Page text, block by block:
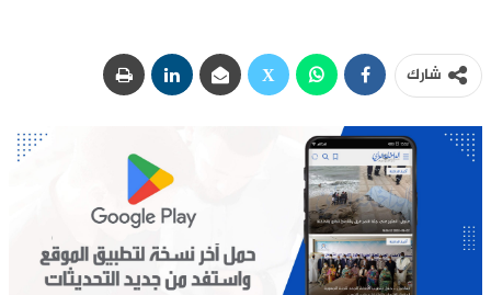
شارك